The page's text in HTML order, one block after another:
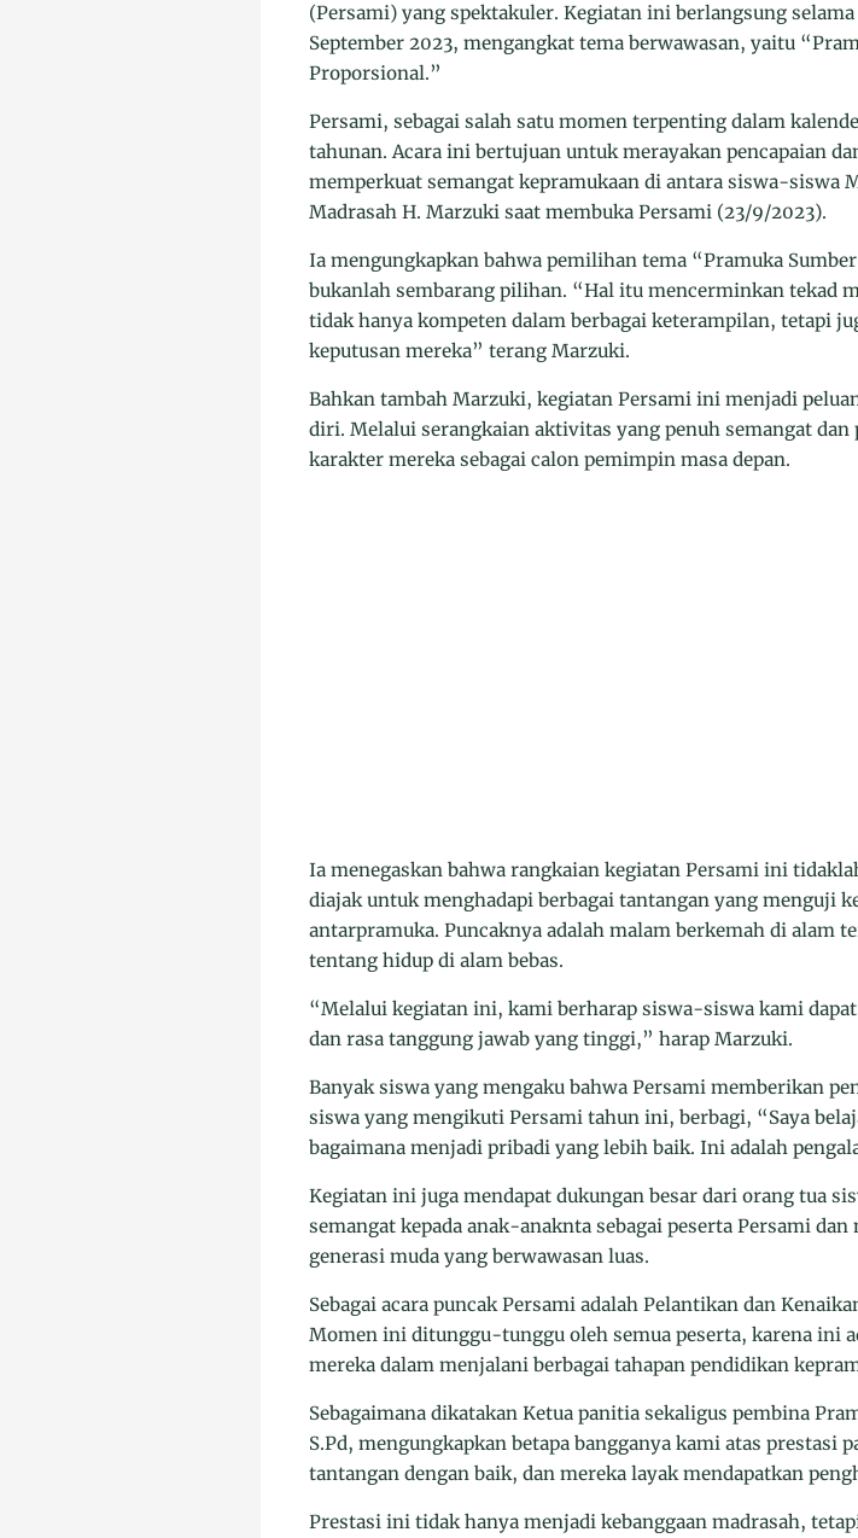
(Persami) yang spektakuler. Kegiatan ini berlangsung
September 2023, mengangkat tema berwawasan, yaitu
Proporsional.”
Persami, sebagai salah satu momen terpenting dalam
tahunan. Acara ini bertujuan untuk merayakan pencapaian
memperkuat semangat kepramukaan di antara siswa-siswa
Madrasah H. Marzuki saat membuka Persami (23/9/2023).
Ia mengungkapkan bahwa pemilihan tema “Pramuka
bukanlah sembarang pilihan. “Hal itu mencerminkan tekad
tidak hanya kompeten dalam berbagai keterampilan, tetapi
keputusan mereka” terang Marzuki.
Bahkan tambah Marzuki, kegiatan Persami ini menjadi
diri. Melalui serangkaian aktivitas yang penuh semangat
karakter mereka sebagai calon pemimpin masa depan.
Ia menegaskan bahwa rangkaian kegiatan Persami ini
diajak untuk menghadapi berbagai tantangan yang menguji
antarpramuka. Puncaknya adalah malam berkemah di alam
tentang hidup di alam bebas.
“Melalui kegiatan ini, kami berharap siswa-siswa kami
dan rasa tanggung jawab yang tinggi,” harap Marzuki.
Banyak siswa yang mengaku bahwa Persami memberikan
siswa yang mengikuti Persami tahun ini, berbagi, “Saya
bagaimana menjadi pribadi yang lebih baik. Ini adalah
Kegiatan ini juga mendapat dukungan besar dari orang tua
semangat kepada anak-anaknta sebagai peserta Persami
generasi muda yang berwawasan luas.
Sebagai acara puncak Persami adalah Pelantikan dan
Momen ini ditunggu-tunggu oleh semua peserta, karena ini
mereka dalam menjalani berbagai tahapan pendidikan
Sebagaimana dikatakan Ketua panitia sekaligus pembina
S.Pd, mengungkapkan betapa bangganya kami atas prestasi
tantangan dengan baik, dan mereka layak mendapatkan
Prestasi ini tidak hanya menjadi kebanggaan madrasah,